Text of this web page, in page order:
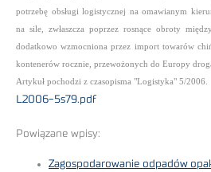
potrzebę obsługi logistycznej na omawianym
na sile, zwłaszcza poprzez rosnące obroty
dodatkowo wzmocniona przez import towarów
kontenerów rocznie, przewożonych do Europy
Artykuł pochodzi z czasopisma "Logistyka" 5/2006.
L2006-5s79.pdf
Powiązane wpisy:
Zagospodarowanie odpadów